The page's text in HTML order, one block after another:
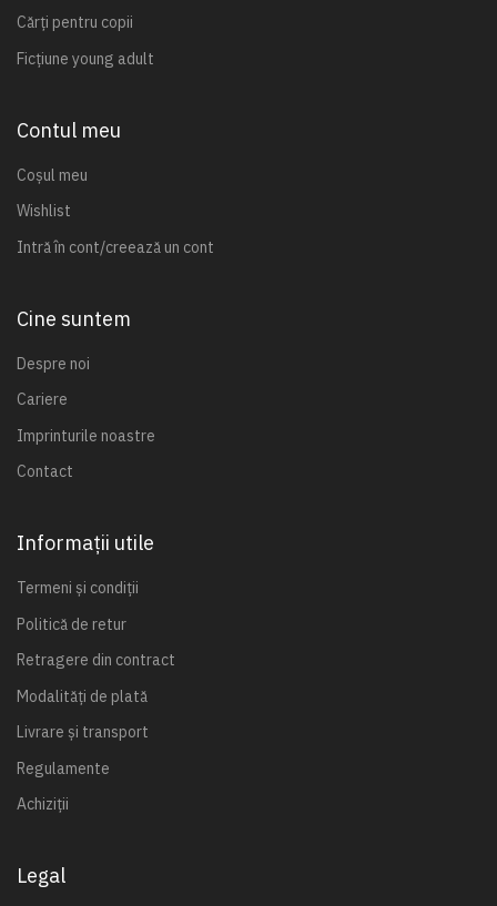
Cărți pentru copii
Ficțiune young adult
Contul meu
Coșul meu
Wishlist
Intră în cont/creează un cont
Cine suntem
Despre noi
Cariere
Imprinturile noastre
Contact
Informații utile
Termeni și condiții
Politică de retur
Retragere din contract
Modalități de plată
Livrare și transport
Regulamente
Achiziții
Legal